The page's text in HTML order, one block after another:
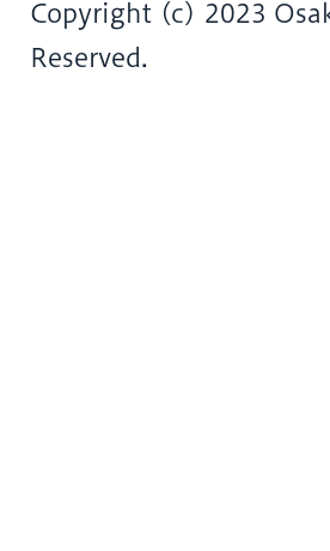
Copyright (c) 2023
Reserved.